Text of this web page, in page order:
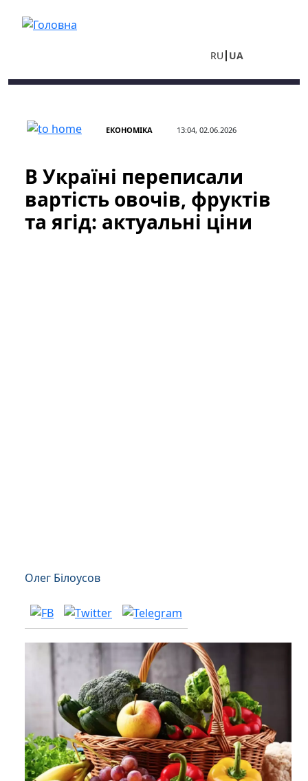
RU UA
ЕКОНОМІКА 13:04, 02.06.2026
В Україні переписали
вартість овочів, фруктів
та ягід: актуальні ціни
Олег Білоусов